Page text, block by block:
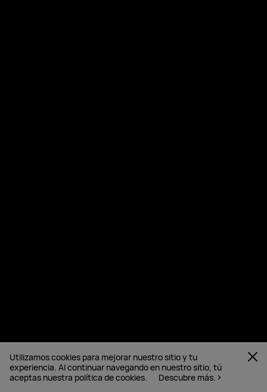
Utilizamos cookies para mejorar nuestro sitio y tu
experiencia. Al continuar navegando en nuestro sitio, tú
aceptas nuestra política de cookies.
Descubre más.